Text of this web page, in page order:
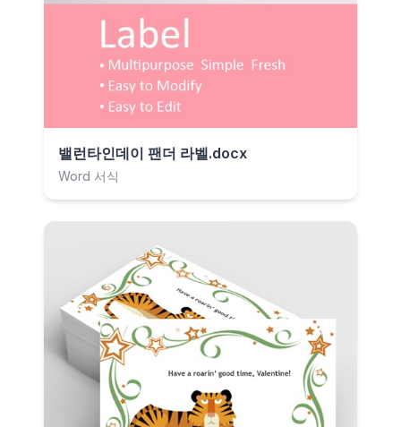
밸런타인데이 팬더 라벨.docx
Word 서식